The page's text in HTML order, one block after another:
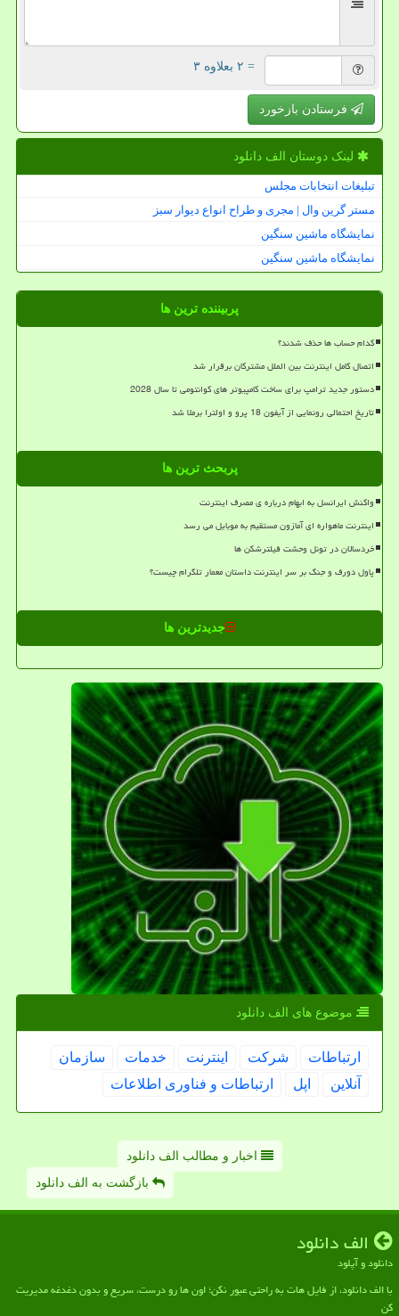
= ۲ بعلاوه ۳
فرستادن بازخورد
لینک دوستان الف دانلود
تبلیغات انتخابات مجلس
مستر گرین وال | مجری و طراح انواع دیوار سبز
نمایشگاه ماشین سنگین
نمایشگاه ماشین سنگین
پربیننده ترین ها
کدام حساب ها حذف شدند؟
اتصال کامل اینترنت بین الملل مشترکان برقرار شد
دستور جدید ترامپ برای ساخت کامپیوتر های کوانتومی تا سال 2028
تاریخ احتمالی رونمایی از آیفون 18 پرو و اولترا برملا شد
پربحث ترین ها
واکنش ایرانسل به ابهام درباره ی مصرف اینترنت
اینترنت ماهواره ای آمازون مستقیم به موبایل می رسد
خردسالان در تونل وحشت فیلترشکن ها
پاول دورف و جنگ بر سر اینترنت داستان معمار تلگرام چیست؟
جدیدترین ها
موضوع های الف دانلود
ارتباطات شركت اینترنت خدمات
سازمان
آنلاین
اپل ارتباطات و فناوری اطلاعات
اخبار و مطالب الف دانلود
بازگشت به الف دانلود
الف دانلود
دانلود و آپلود
با الف دانلود، از فایل هات به راحتی عبور نکن؛ اون ها رو درست، سریع و بدون دغدغه مدیریت
کن